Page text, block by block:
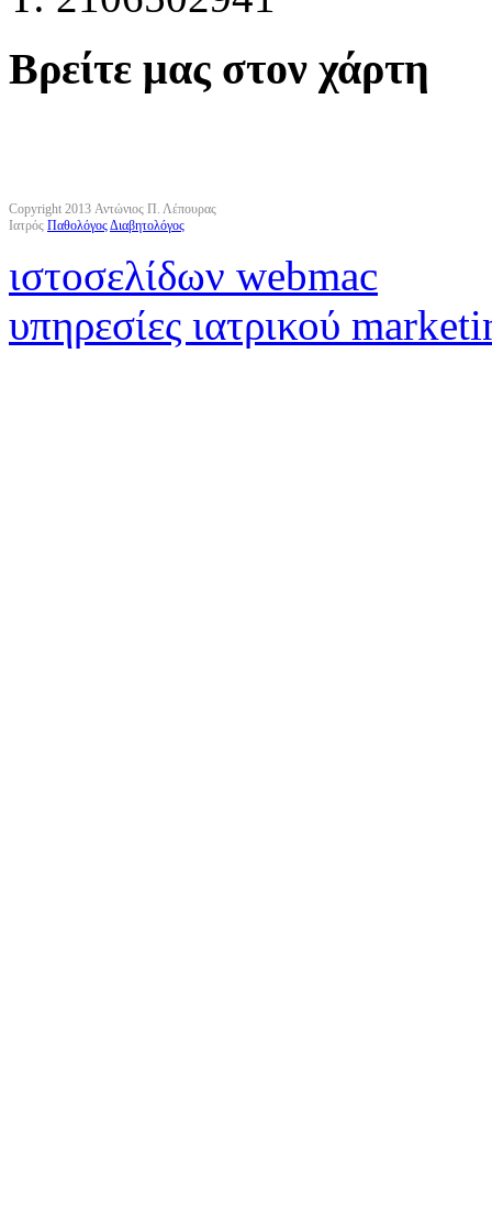
Βρείτε μας στον χάρτη
Copyright 2013 Αντώνιος Π. Λέπουρας
Ιατρός ΠαθολόγοςΔιαβητολόγος
ιστοσελίδων webmac
υπηρεσίες ιατρικού